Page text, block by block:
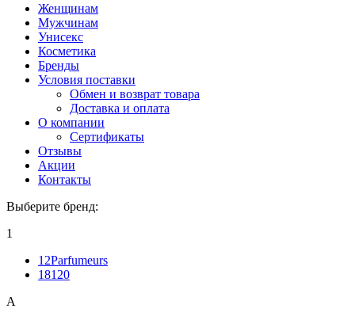
Женщинам
Мужчинам
Унисекс
Косметика
Бренды
Условия поставки
Обмен и возврат товара
Доставка и оплата
О компании
Сертификаты
Отзывы
Акции
Контакты
Выберите бренд:
1
12Parfumeurs
18120
A